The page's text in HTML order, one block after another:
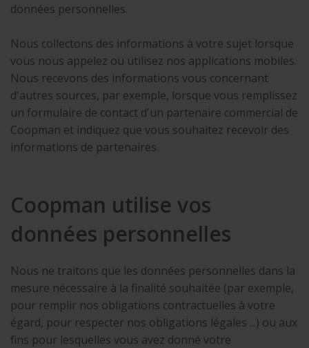
données personnelles.
Nous collectons des informations à votre sujet lorsque
vous nous appelez ou utilisez nos applications mobiles.
Nous recevons des informations vous concernant
d'autres sources, par exemple, lorsque vous remplissez
un formulaire de contact d'un partenaire commercial de
Coopman et indiquez que vous souhaitez recevoir des
informations de partenaires.
Coopman utilise vos
données personnelles
Nous ne traitons que les données personnelles dans la
mesure nécessaire à la finalité souhaitée (par exemple,
pour remplir nos obligations contractuelles à votre
égard, pour respecter nos obligations légales ...) ou aux
fins pour lesquelles vous avez donné votre